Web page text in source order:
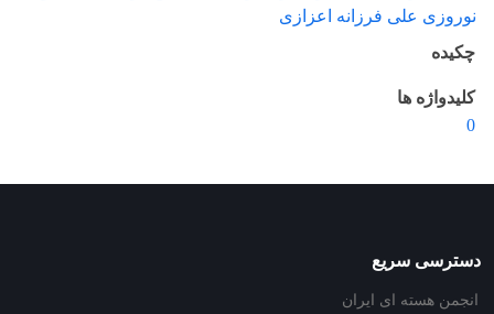
نوروزی علی فرزانه اعزازی
چکیده
کلیدواژه ها
0
دسترسی سریع
انجمن هسته ای ایران